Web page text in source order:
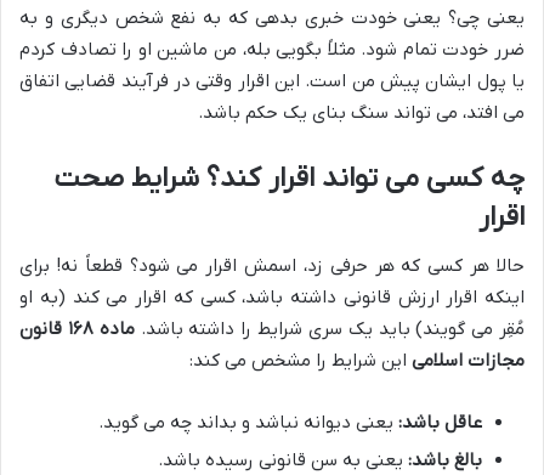
یعنی چی؟ یعنی خودت خبری بدهی که به نفع شخص دیگری و به
ضرر خودت تمام شود. مثلاً بگویی بله، من ماشین او را تصادف کردم
یا پول ایشان پیش من است. این اقرار وقتی در فرآیند قضایی اتفاق
می افتد، می تواند سنگ بنای یک حکم باشد.
چه کسی می تواند اقرار کند؟ شرایط صحت
اقرار
حالا هر کسی که هر حرفی زد، اسمش اقرار می شود؟ قطعاً نه! برای
اینکه اقرار ارزش قانونی داشته باشد، کسی که اقرار می کند (به او
مُقِر می گویند) باید یک سری شرایط را داشته باشد.
ماده ۱۶۸ قانون
مجازات اسلامی این شرایط را مشخص می کند:
عاقل باشد: یعنی دیوانه نباشد و بداند چه می گوید.
بالغ باشد: یعنی به سن قانونی رسیده باشد.